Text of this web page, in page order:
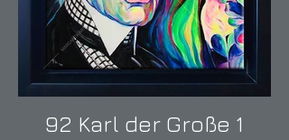
92 Karl der Große 1